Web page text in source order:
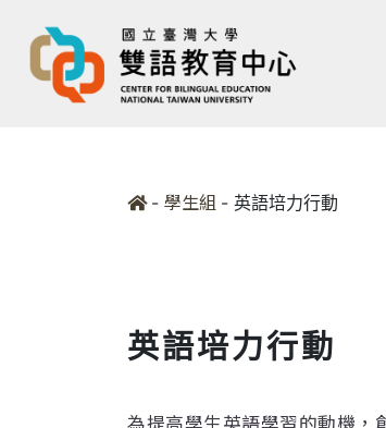
- 學生組 - 英語培力行動
英語培力行動